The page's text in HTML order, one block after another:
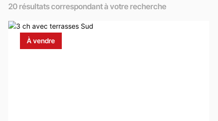
20 résultats correspondant à votre recherche
À vendre